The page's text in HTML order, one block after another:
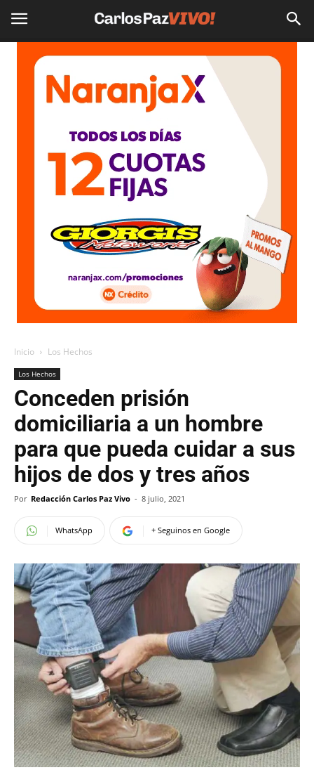
Inicio Los Hechos
Los Hechos
Conceden prisión
domiciliaria a un hombre
para que pueda cuidar a sus
hijos de dos y tres años
Por Redacción Carlos Paz Vivo - 8 julio, 2021
WhatsApp + Seguinos en Google